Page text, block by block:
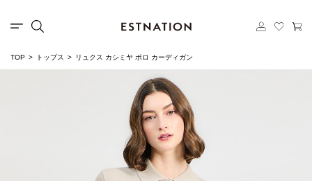
TOP トップス リュクス カシミヤ ポロ カーディガン